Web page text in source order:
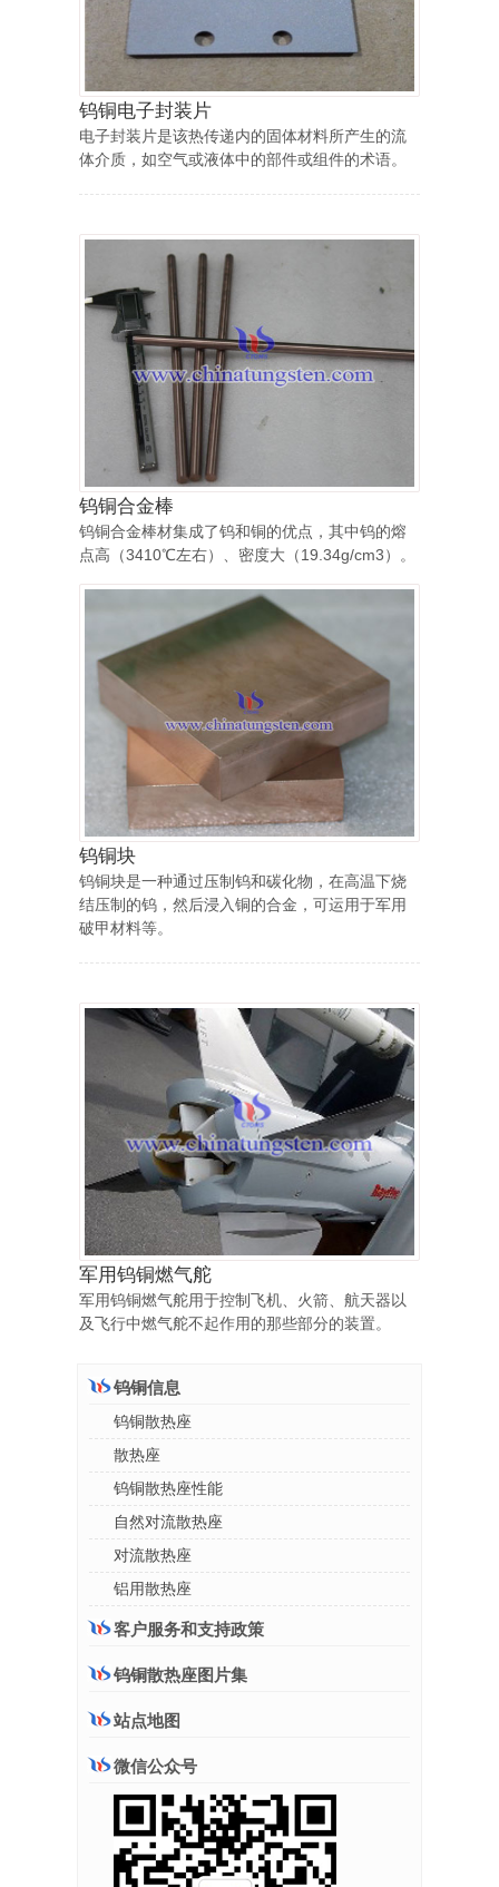
钨铜电子封装片
电子封装片是该热传递内的固体材料所产生的流
体介质，如空气或液体中的部件或组件的术语。
钨铜合金棒
钨铜合金棒材集成了钨和铜的优点，其中钨的熔
点高（3410℃左右）、密度大（19.34g/cm3）。
钨铜块
钨铜块是一种通过压制钨和碳化物，在高温下烧
结压制的钨，然后浸入铜的合金，可运用于军用
破甲材料等。
军用钨铜燃气舵
军用钨铜燃气舵用于控制飞机、火箭、航天器以
及飞行中燃气舵不起作用的那些部分的装置。
钨铜信息
钨铜散热座
散热座
钨铜散热座性能
自然对流散热座
对流散热座
铝用散热座
客户服务和支持政策
钨铜散热座图片集
站点地图
微信公众号